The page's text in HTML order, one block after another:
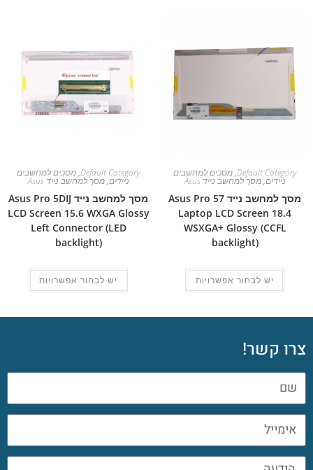
Default Category
,מסכים למחשבים
ניידים,מסך למחשב נייד Asus
מסך למחשב נייד Asus Pro 57
Laptop LCD Screen 18.4
WSXGA+ Glossy (CCFL
backlight)
יש לבחור אפשרויות
Default Category
,מסכים למחשבים
ניידים,מסך למחשב נייד Asus
מסך למחשב נייד Asus Pro 5DIJ
LCD Screen 15.6 WXGA Glossy
Left Connector (LED
backlight)
יש לבחור אפשרויות
צרו קשר!